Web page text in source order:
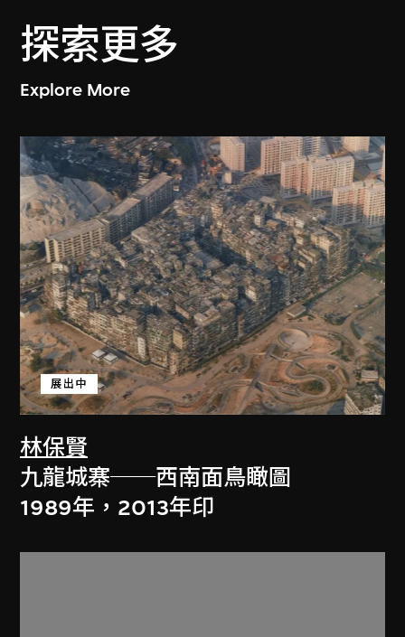
探索更多
Explore More
林保賢
展出中
九龍城寨──西南面鳥瞰圖
1989年，2013年印